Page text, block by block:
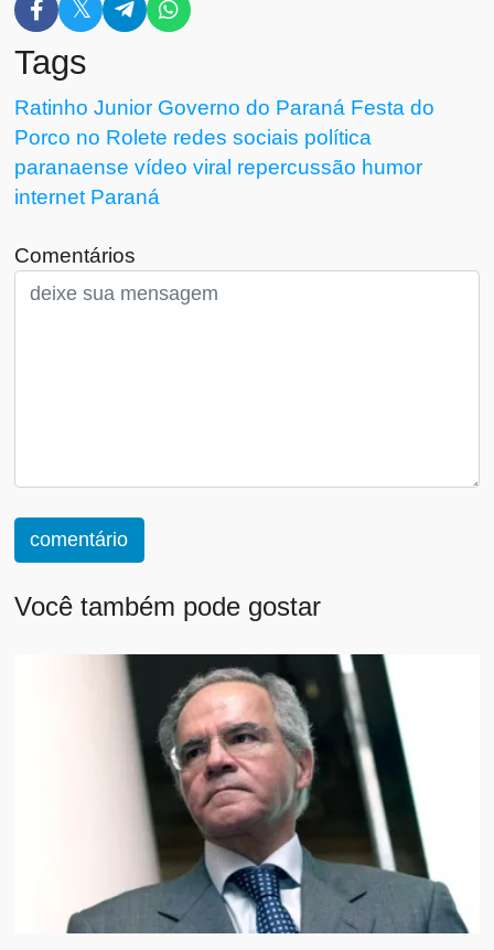
Tags
Ratinho Junior Governo do Paraná Festa do
Porco no Rolete redes sociais política
paranaense vídeo viral repercussão humor
internet Paraná
Comentários
comentário
Você também pode gostar